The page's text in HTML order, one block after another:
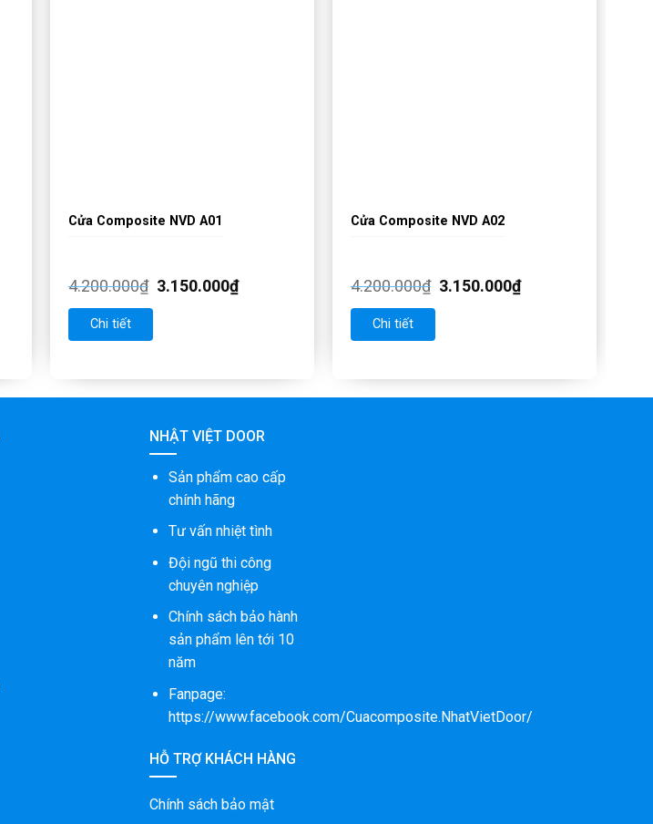
Cửa Composite NVD A01
4.200.000₫ 3.150.000₫
Chi tiết
Cửa Composite NVD A02
4.200.000₫ 3.150.000₫
Chi tiết
NHẬT VIỆT DOOR
Sản phẩm cao cấp
chính hãng
Tư vấn nhiệt tình
Đội ngũ thi công
chuyên nghiệp
Chính sách bảo hành
sản phẩm lên tới 10
năm
Fanpage:
https://www.facebook.com/Cuacomposite.NhatVietDoor/
HỖ TRỢ KHÁCH HÀNG
Chính sách bảo mật